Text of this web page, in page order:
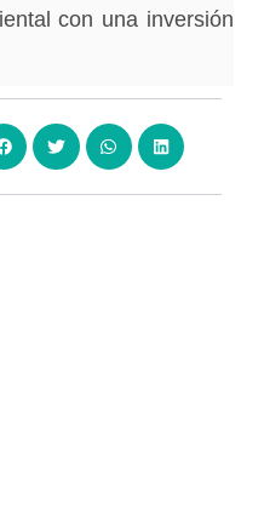
con una inversión